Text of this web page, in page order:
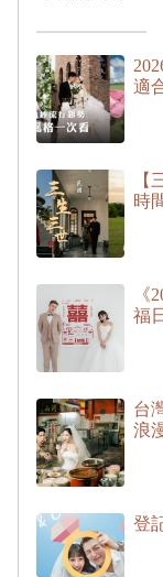
適
【
時
《
福
台
浪
登